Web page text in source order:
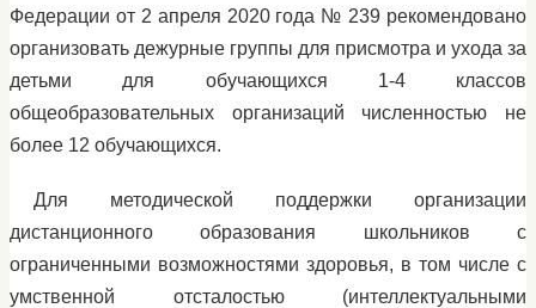
Федерации от 2 апреля 2020 года № 239 рекомендовано
организовать дежурные группы для присмотра и ухода за
детьми для обучающихся 1-4 классов
общеобразовательных организаций численностью не
более 12 обучающихся.
Для методической поддержки организации
дистанционного образования школьников с
ограниченными возможностями здоровья, в том числе с
умственной отсталостью (интеллектуальными